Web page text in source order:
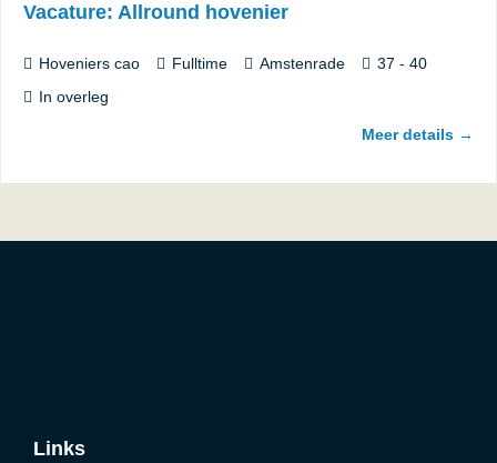
Vacature: Allround hovenier
Hoveniers cao Fulltime Amstenrade
37 - 40
In overleg
Meer details
Links